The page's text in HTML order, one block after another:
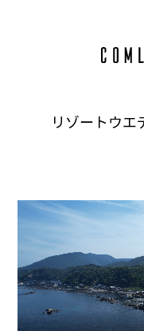
リゾートウエ